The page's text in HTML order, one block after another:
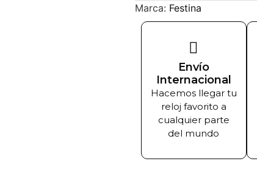
Marca: Festina
Envío
Internacional
Hacemos llegar tu
reloj favorito a
cualquier parte
del mundo